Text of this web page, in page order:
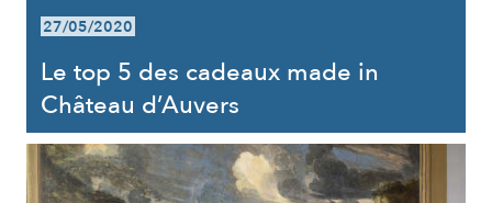
27/05/2020
Le top 5 des cadeaux made in
Château d’Auvers